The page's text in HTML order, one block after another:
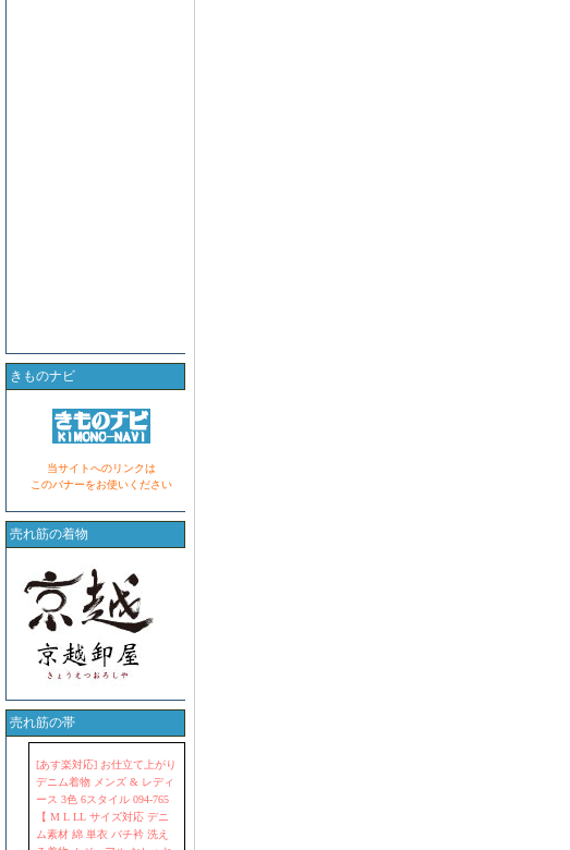
きものナビ
当サイトへのリンクは
このバナーをお使いください
売れ筋の着物
売れ筋の帯
[あす楽対応] お仕立て上がり
デニム着物 メンズ & レディ
ース 3色 6スタイル 094-765
【 M L LL サイズ対応 デニ
ム素材 綿 単衣 バチ衿 洗え